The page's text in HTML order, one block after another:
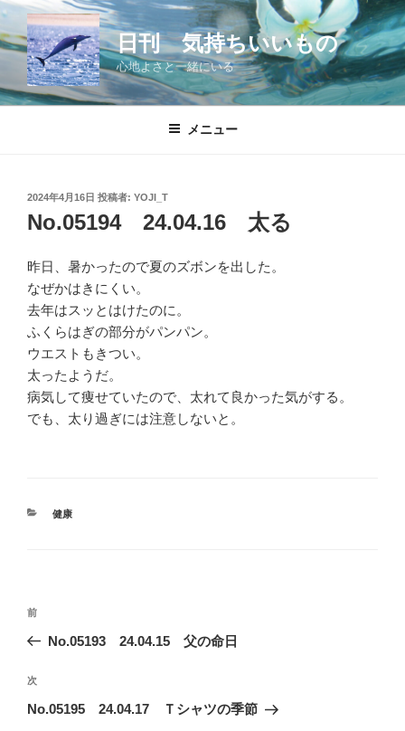
コ
ン
テ
ツ
日刊 気持ちいいもの
心地よさと一緒にいる
メニュー
投
稿
日:
2024年4月16日 投稿者: YOJI_T
No.05194 24.04.16 太る
昨日、暑かったので夏のズボンを出した。
なぜかはきにくい。
去年はスッとはけたのに。
ふくらはぎの部分がパンパン。
ウエストもきつい。
太ったようだ。
病気して痩せていたので、太れて良かった気がする。
でも、太り過ぎには注意しないと。
カ
健康
投
ビ
ゲ
前
の
稿
前
No.05193 24.04.15 父の命日
次
の
次
No.05195 24.04.17 Ｔシャツの季節